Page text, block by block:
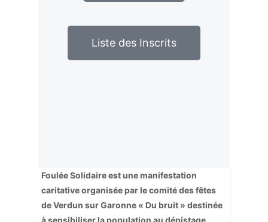
Liste des Inscrits
Foulée Solidaire est une manifestation
caritative organisée par le comité des fêtes
de Verdun sur Garonne « Du bruit » destinée